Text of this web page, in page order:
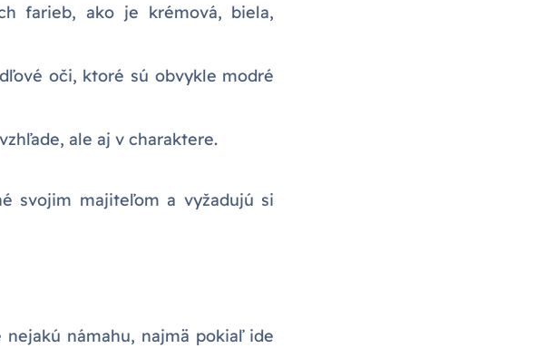
farieb, ako je krémová, biela,
oči, ktoré sú obvykle modré
ale aj v charaktere.
svojim majiteľom a vyžadujú si
námahu, najmä pokiaľ ide